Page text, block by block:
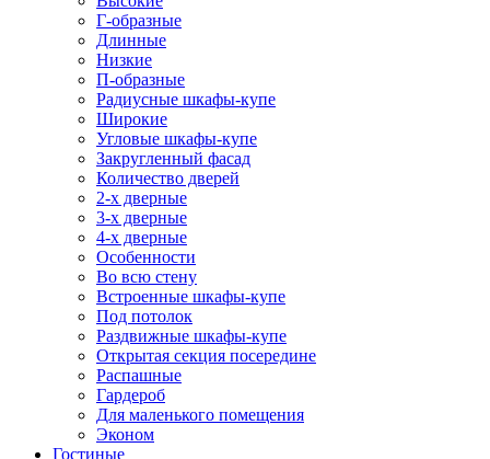
Г-образные
Длинные
Низкие
П-образные
Радиусные шкафы-купе
Широкие
Угловые шкафы-купе
Закругленный фасад
Количество дверей
2-х дверные
3-х дверные
4-х дверные
Особенности
Во всю стену
Встроенные шкафы-купе
Под потолок
Раздвижные шкафы-купе
Открытая секция посередине
Распашные
Гардероб
Для маленького помещения
Эконом
Гостиные